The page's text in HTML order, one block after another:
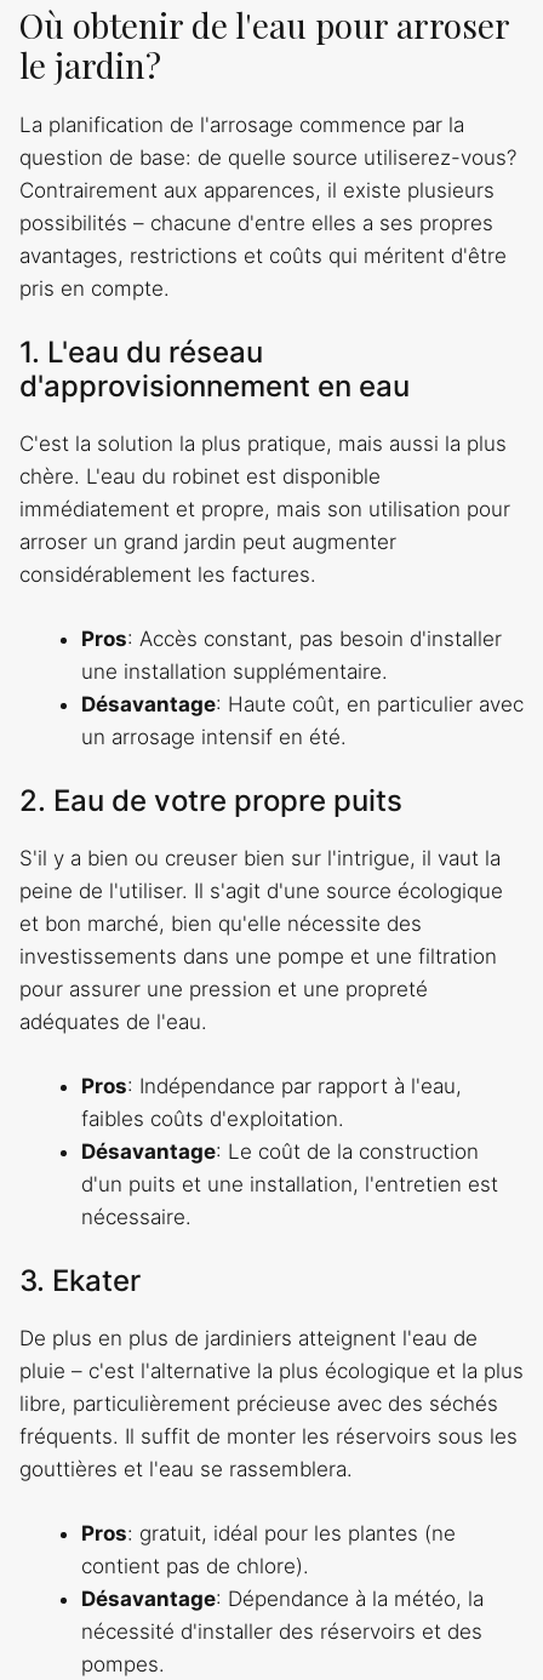
Où obtenir de l'eau pour arroser
le jardin?
La planification de l'arrosage commence par la
question de base: de quelle source utiliserez-vous?
Contrairement aux apparences, il existe plusieurs
possibilités – chacune d'entre elles a ses propres
avantages, restrictions et coûts qui méritent d'être
pris en compte.
1. L'eau du réseau
d'approvisionnement en eau
C'est la solution la plus pratique, mais aussi la plus
chère. L'eau du robinet est disponible
immédiatement et propre, mais son utilisation pour
arroser un grand jardin peut augmenter
considérablement les factures.
Pros: Accès constant, pas besoin d'installer
une installation supplémentaire.
Désavantage: Haute coût, en particulier avec
un arrosage intensif en été.
2. Eau de votre propre puits
S'il y a bien ou creuser bien sur l'intrigue, il vaut la
peine de l'utiliser. Il s'agit d'une source écologique
et bon marché, bien qu'elle nécessite des
investissements dans une pompe et une filtration
pour assurer une pression et une propreté
adéquates de l'eau.
Pros: Indépendance par rapport à l'eau,
faibles coûts d'exploitation.
Désavantage: Le coût de la construction
d'un puits et une installation, l'entretien est
nécessaire.
3. Ekater
De plus en plus de jardiniers atteignent l'eau de
pluie – c'est l'alternative la plus écologique et la plus
libre, particulièrement précieuse avec des séchés
fréquents. Il suffit de monter les réservoirs sous les
gouttières et l'eau se rassemblera.
Pros: gratuit, idéal pour les plantes (ne
contient pas de chlore).
Désavantage: Dépendance à la météo, la
nécessité d'installer des réservoirs et des
pompes.